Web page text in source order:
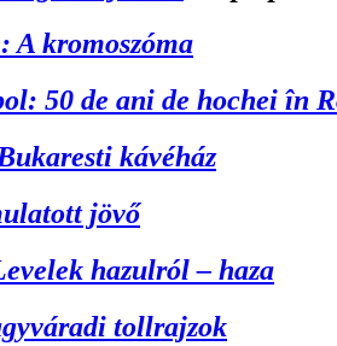
A kromoszóma
50 de ani de hochei în
kávéház
jövő
hazulról – haza
tollrajzok